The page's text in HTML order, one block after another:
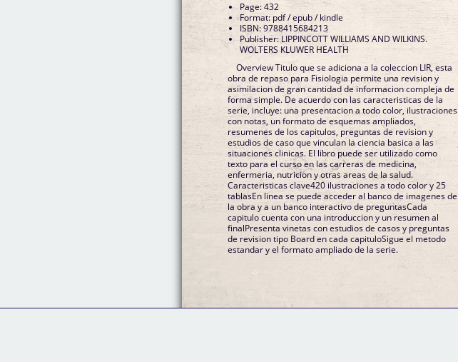
Page: 432
Format: pdf / epub / kindle
ISBN: 9788415684213
Publisher: LIPPINCOTT WILLIAMS AND WILKINS.
WOLTERS KLUWER HEALTH
Overview Titulo que se adiciona a la coleccion LIR, esta
obra de repaso para Fisiologia permite una revision y
asimilacion de gran cantidad de informacion compleja de
forma simple. De acuerdo con las caracteristicas de la
serie, incluye: una presentacion a todo color, ilustraciones
con notas, un formato de esquemas ampliados,
resumenes de los capitulos, preguntas de revision y
estudios de caso que vinculan la ciencia basica a las
situaciones clinicas. El libro puede ser utilizado como
texto para el curso en las carreras de medicina,
enfermeria, nutricion y otras areas de la salud.
Caracteristicas clave420 ilustraciones a todo color y 25
tablasEn linea se puede acceder al banco de imagenes de
la obra y a un banco interactivo de preguntasCada
capitulo cuenta con una introduccion y un resumen al
finalPresenta vinetas con estudios de casos y preguntas
de revision tipo Board en cada capituloSigue el metodo
estandar y el formato ampliado de la serie.